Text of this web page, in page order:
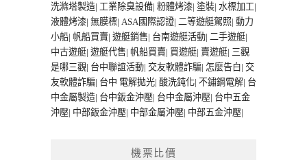
洗滌塔製造| 工業除臭設備| 粉體烤漆| 塗裝| 水標加工|
液體烤漆| 無膜標| ASA國際認證| 二等遊艇駕照| 動力
小船| 帆船買賣| 遊艇銷售| 台南遊艇活動| 二手遊艇|
中古遊艇| 遊艇代售| 帆船買賣| 買遊艇| 賣遊艇| 三觀
是哪三觀| 台中聯誼活動| 交友軟體詐騙| 怎麼告白| 交
友軟體詐騙| 台中 電解拋光| 酸洗鈍化| 不鏽鋼電解| 台
中金屬製造| 台中鈑金沖壓| 台中金屬沖壓| 台中五金
沖壓| 中部鈑金沖壓| 中部金屬沖壓| 中部五金沖壓|
機票比價